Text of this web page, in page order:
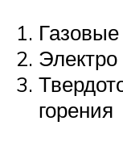
Газовые
Электро
горения